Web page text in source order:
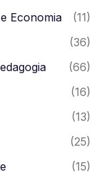
Economia
(11)
(36)
(66)
(16)
(13)
(25)
(15)